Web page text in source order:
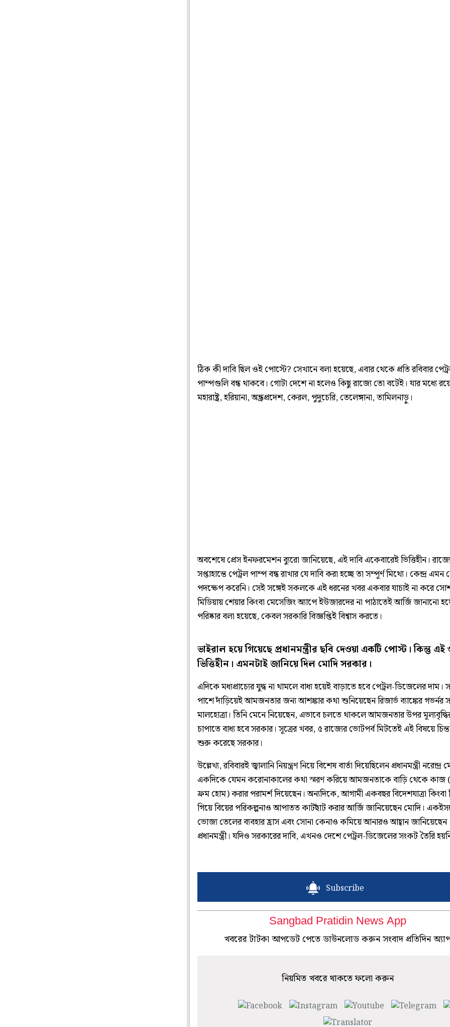
ঠিক কী দাবি ছিল ওই পোস্টে? সেখানে বলা হয়েছে, এবার থেকে প্রতি রবিবার
পাম্পগুলি বন্ধ থাকবে। গোটা দেশে না হলেও কিছু রাজ্যে তো বটেই। যার মধ্যে
মহারাষ্ট্র, হরিয়ানা, অন্ধ্রপ্রদেশ, কেরল, পুদুচেরি, তেলেঙ্গানা, তামিলনাড়ু।
অবশেষে প্রেস ইনফরমেশন ব্যুরো জানিয়েছে, এই দাবি একেবারেই ভিত্তিহীন।
সপ্তাহান্তে পেট্রল পাম্প বন্ধ রাখার যে দাবি করা হচ্ছে তা সম্পূর্ণ মিথ্যে। কেন্দ্র
পদক্ষেপ করেনি। সেই সঙ্গেই সকলকে এই ধরনের খবর একবার যাচাই না করে
মিডিয়ায় শেয়ার কিংবা মেসেজিং অ্যাপে ইউজারদের না পাঠাতেই আর্জি জানানো
পরিষ্কার বলা হয়েছে, কেবল সরকারি বিজ্ঞপ্তিই বিশ্বাস করতে।
ভাইরাল হয়ে গিয়েছে প্রধানমন্ত্রীর ছবি দেওয়া একটি পোস্ট। কিন্তু
ভিত্তিহীন। এমনটাই জানিয়ে দিল মোদি সরকার।
এদিকে মধ্যপ্রাচ্যের যুদ্ধ না থামলে বাধ্য হয়েই বাড়াতে হবে পেট্রল-ডিজেলের দাম।
পাশে দাঁড়িয়েই আমজনতার জন্য আশঙ্কার কথা শুনিয়েছেন রিজার্ভ ব্যাঙ্কের গভর্নর
মালহোত্রা। তিনি মেনে নিয়েছেন, এভাবে চলতে থাকলে আমজনতার উপর
চাপাতে বাধ্য হবে সরকার। সূত্রের খবর, ৫ রাজ্যের ভোটপর্ব মিটতেই এই বিষয়ে
শুরু করেছে সরকার।
উল্লেখ্য, রবিবারই জ্বালানি নিয়ন্ত্রণ নিয়ে বিশেষ বার্তা দিয়েছিলেন প্রধানমন্ত্রী নরেন্দ্র
একদিকে যেমন করোনাকালের কথা স্মরণ করিয়ে আমজনতাকে বাড়ি থেকে কাজ
ফ্রম হোম) করার পরামর্শ দিয়েছেন। অন্যদিকে, আগামী একবছর বিদেশযাত্রা কিংবা
গিয়ে বিয়ের পরিকল্পনাও আপাতত কাটছাঁট করার আর্জি জানিয়েছেন মোদি।
ভোজ্য তেলের ব্যবহার হ্রাস এবং সোনা কেনাও কমিয়ে আনারও আহ্বান জানিয়েছেন
প্রধানমন্ত্রী। যদিও সরকারের দাবি, এখনও দেশে পেট্রল-ডিজেলের সংকট তৈরি
Subscribe
Sangbad Pratidin News App
খবরের টাটকা আপডেট পেতে ডাউনলোড করুন সংবাদ প্রতিদিন
নিয়মিত খবরে থাকতে ফলো করুন